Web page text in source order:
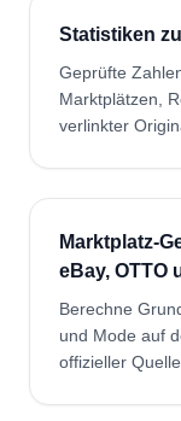
Statistiken
Geprüfte
Marktplätzen,
verlinkter
Marktplatz-
eBay, OTTO
Berechne
und Mode auf
offizieller Quelle.